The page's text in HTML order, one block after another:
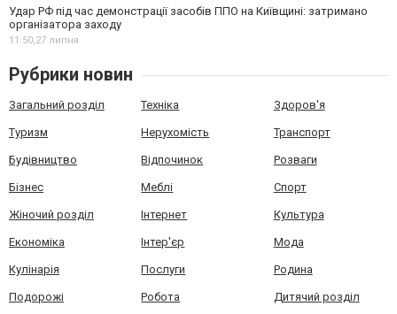
Удар РФ під час демонстрації засобів ППО на Київщині: затримано
організатора заходу
11:50,27 липня
Рубрики новин
Загальний розділ Техніка Здоров'я
Туризм Нерухомість Транспорт
Будівництво Відпочинок Розваги
Бізнес Меблі Спорт
Жіночий розділ Інтернет Культура
Економіка Інтер'єр Мода
Кулінарія Послуги Родина
Подорожі Робота Дитячий розділ